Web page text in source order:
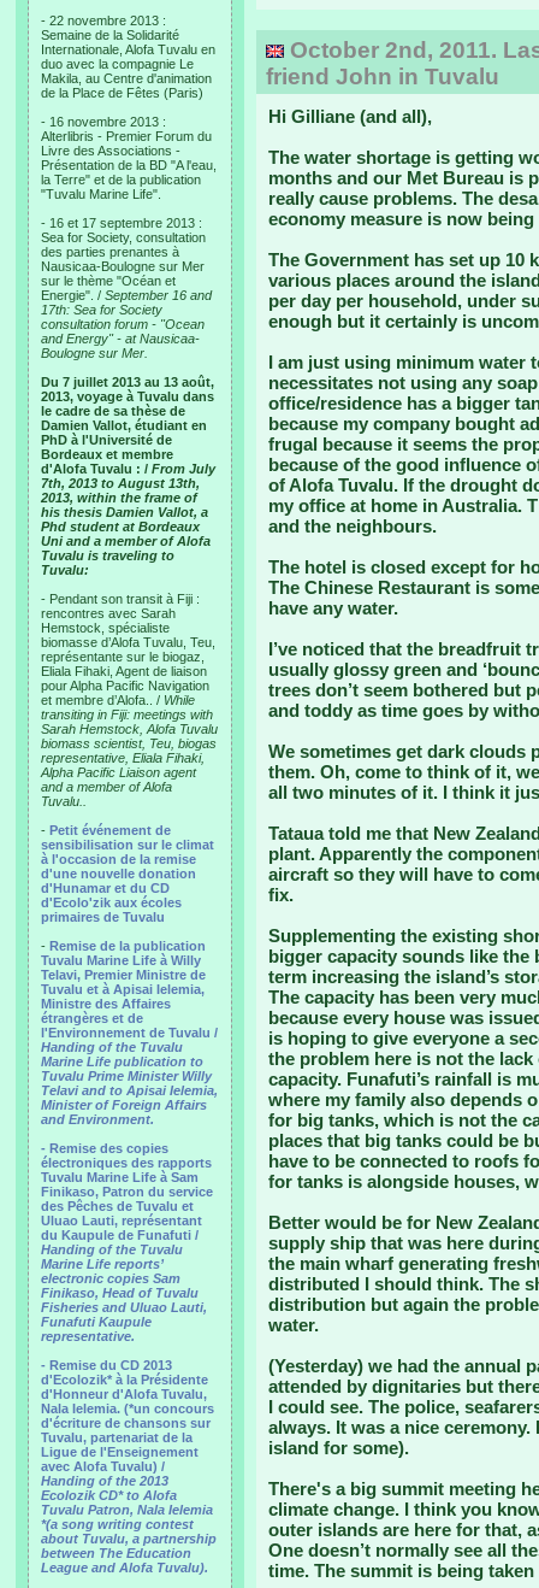
- 22 novembre 2013 :
Semaine de la Solidarité
Internationale, Alofa Tuvalu en
duo avec la compagnie Le
Makila, au Centre d'animation
de la Place de Fêtes (Paris)
- 16 novembre 2013 :
Alterlibris - Premier Forum du
Livre des Associations -
Présentation de la BD "A l'eau,
la Terre" et de la publication
"Tuvalu Marine Life".
- 16 et 17 septembre 2013 :
Sea for Society, consultation
des parties prenantes à
Nausicaa-Boulogne sur Mer
sur le thème "Océan et
Energie". / September 16 and
17th: Sea for Society
consultation forum - "Ocean
and Energy" - at Nausicaa-
Boulogne sur Mer.
Du 7 juillet 2013 au 13 août,
2013, voyage à Tuvalu dans
le cadre de sa thèse de
Damien Vallot, étudiant en
PhD à l'Université de
Bordeaux et membre
d'Alofa Tuvalu : / From July
7th, 2013 to August 13th,
2013, within the frame of
his thesis Damien Vallot, a
Phd student at Bordeaux
Uni and a member of Alofa
Tuvalu is traveling to
Tuvalu:
- Pendant son transit à Fiji :
rencontres avec Sarah
Hemstock, spécialiste
biomasse d’Alofa Tuvalu, Teu,
représentante sur le biogaz,
Eliala Fihaki, Agent de liaison
pour Alpha Pacific Navigation
et membre d’Alofa.. / While
transiting in Fiji: meetings with
Sarah Hemstock, Alofa Tuvalu
biomass scientist, Teu, biogas
representative, Eliala Fihaki,
Alpha Pacific Liaison agent
and a member of Alofa
Tuvalu..
- Petit événement de
sensibilisation sur le climat
à l'occasion de la remise
d'une nouvelle donation
d'Hunamar et du CD
d'Ecolo'zik aux écoles
primaires de Tuvalu
- Remise de la publication
Tuvalu Marine Life à Willy
Telavi, Premier Ministre de
Tuvalu et à Apisai Ielemia,
Ministre des Affaires
étrangères et de
l'Environnement de Tuvalu /
Handing of the Tuvalu
Marine Life publication to
Tuvalu Prime Minister Willy
Telavi and to Apisai Ielemia,
Minister of Foreign Affairs
and Environment.
- Remise des copies
électroniques des rapports
Tuvalu Marine Life à Sam
Finikaso, Patron du service
des Pêches de Tuvalu et
Uluao Lauti, représentant
du Kaupule de Funafuti /
Handing of the Tuvalu
Marine Life reports’
electronic copies Sam
Finikaso, Head of Tuvalu
Fisheries and Uluao Lauti,
Funafuti Kaupule
representative.
- Remise du CD 2013
d'Ecolozik* à la Présidente
d'Honneur d'Alofa Tuvalu,
Nala Ielemia. (*un concours
d'écriture de chansons sur
Tuvalu, partenariat de la
Ligue de l'Enseignement
avec Alofa Tuvalu) /
Handing of the 2013
Ecolozik CD* to Alofa
Tuvalu Patron, Nala Ielemia
*(a song writing contest
about Tuvalu, a partnership
between The Education
League and Alofa Tuvalu).
October 2nd, 2011.
friend John in Tuvalu
Hi Gilliane (and all),
The water shortage is getting
months and our Met Bureau is
really cause problems. The
economy measure is now being
The Government has set up 10
various places around the
per day per household, under
enough but it certainly is
I am just using minimum water
necessitates not using any
office/residence has a bigger
because my company bought
frugal because it seems the
because of the good influence
of Alofa Tuvalu. If the drought
my office at home in Australia.
and the neighbours.
The hotel is closed except for
The Chinese Restaurant is
have any water.
I’ve noticed that the breadfruit
usually glossy green and
trees don’t seem bothered but
and toddy as time goes by
We sometimes get dark clouds
them. Oh, come to think of it,
all two minutes of it. I think it
Tataua told me that New
plant. Apparently the
aircraft so they will have to
fix.
Supplementing the existing
bigger capacity sounds like
term increasing the island’s
The capacity has been very
because every house was
is hoping to give everyone a
the problem here is not the
capacity. Funafuti’s rainfall is
where my family also depends
for big tanks, which is not the
places that big tanks could be
have to be connected to roofs
for tanks is alongside houses,
Better would be for New
supply ship that was here
the main wharf generating
distributed I should think. The
distribution but again the
water.
(Yesterday) we had the annual
attended by dignitaries but
I could see. The police,
always. It was a nice
island for some).
There's a big summit meeting
climate change. I think you
outer islands are here for that,
One doesn’t normally see all
time. The summit is being